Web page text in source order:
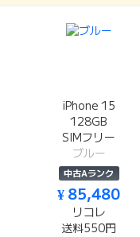
iPhone 15
128GB
SIMフリー
ブルー
中古Aランク
¥ 85,480
リコレ
送料550円